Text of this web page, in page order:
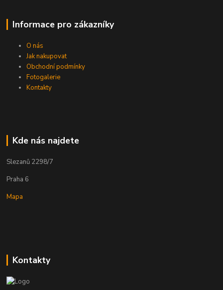
Informace pro zákazníky
O nás
Jak nakupovat
Obchodní podmínky
Fotogalerie
Kontakty
Kde nás najdete
Slezanů 2298/7
Praha 6
Mapa
Kontakty